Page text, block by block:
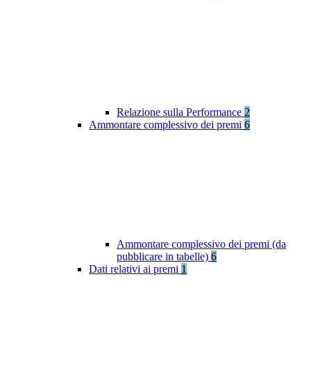
Relazione sulla Performance 2
Ammontare complessivo dei premi 6
Ammontare complessivo dei premi (da
pubblicare in tabelle) 6
Dati relativi ai premi 1